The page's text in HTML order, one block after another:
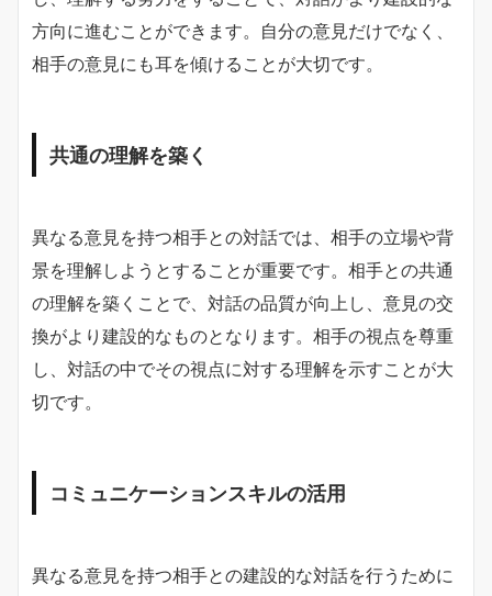
方向に進むことができます。自分の意見だけでなく、
相手の意見にも耳を傾けることが大切です。
共通の理解を築く
異なる意見を持つ相手との対話では、相手の立場や背
景を理解しようとすることが重要です。相手との共通
の理解を築くことで、対話の品質が向上し、意見の交
換がより建設的なものとなります。相手の視点を尊重
し、対話の中でその視点に対する理解を示すことが大
切です。
コミュニケーションスキルの活用
異なる意見を持つ相手との建設的な対話を行うために